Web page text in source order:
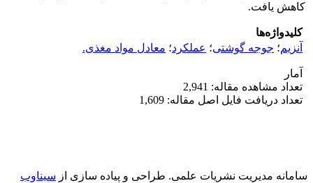
کاهش یافت.
کلیدواژه‌ها
آنزیم؛ جوجه گوشتی؛ عملکرد؛ معادل مواد مغذی.
آمار
تعداد مشاهده مقاله: 2,941
تعداد دریافت فایل اصل مقاله: 1,609
سامانه مدیریت نشریات علمی. طراحی و پیاده سازی از سیناوب